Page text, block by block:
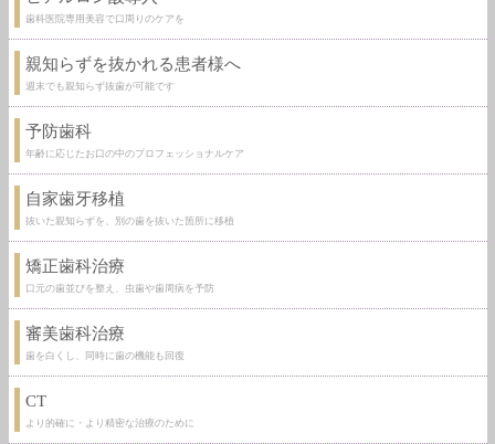
歯科医院専用美容で口周りのケアを
親知らずを抜かれる患者様へ
週末でも親知らず抜歯が可能です
予防歯科
年齢に応じたお口の中のプロフェッショナルケア
自家歯牙移植
抜いた親知らずを、別の歯を抜いた箇所に移植
矯正歯科治療
口元の歯並びを整え、虫歯や歯周病を予防
審美歯科治療
歯を白くし、同時に歯の機能も回復
CT
より的確に・より精密な治療のために